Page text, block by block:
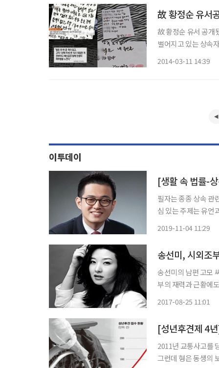
故 황정순 유서 공개됐다. 10일 MBC '리얼스토리 눈'은 지난 3일에 이어 황
벌어지고 있는 상속자들의
2014-03-11 14:39
이투데이
필자는 종종 상속 관
심 있는 주제는 유언과 후견계약이다. 유언의 필요
2019-11-04 11:29
송선미의 남편 고모
부의 재력과 근황에도 관심이 모아지고 있
2017-08-25 11:01
[성년후견제 4
2011년 교통사고를
그런데 형은 동생의